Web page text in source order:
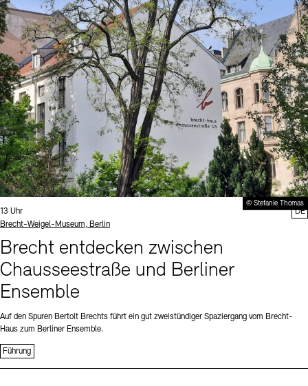
© Stefanie Thomas
Uhrzeit:
13 Uhr
Standort
Brecht-Weigel-Museum, Berlin
Brecht entdecken zwischen
Chausseestraße und Berliner
Ensemble
Auf den Spuren Bertolt Brechts führt ein gut zweistündiger Spaziergang vom Brecht-
Haus zum Berliner Ensemble.
Führung
DE